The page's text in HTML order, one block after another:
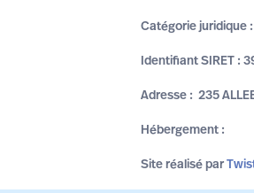
Catégorie juridique
Identifiant SIRET :
Adresse : 235
Hébergement :
Site réalisé par